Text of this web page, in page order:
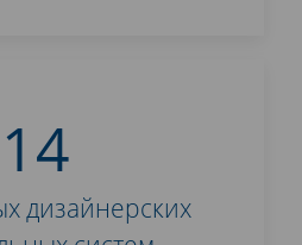
14
дизайнерских